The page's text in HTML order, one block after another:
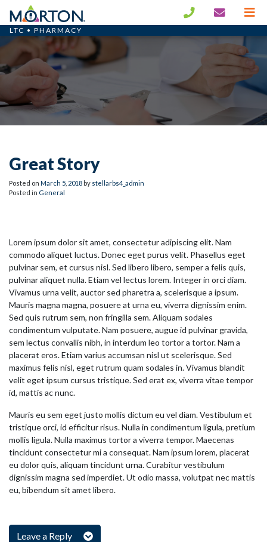
LTC • PHARMACY
Great Story
Posted on March 5 2018by stellarbs4_admin
Posted in General
Lorem ipsum dolor sit amet, consectetur adipiscing elit. Nam
commodo aliquet luctus. Donec eget purus velit. Phasellus eget
pulvinar sem, et cursus nisl. Sed libero libero, semper a felis quis,
pulvinar aliquet nulla. Etiam vel lectus lorem. Integer in orci diam.
Vivamus urna velit, auctor sed pharetra a, scelerisque a ipsum.
Mauris magna magna, posuere at urna eu, viverra dignissim enim.
Sed quis rutrum sem, non fringilla sem. Aliquam sodales
condimentum vulputate. Nam posuere, augue id pulvinar gravida,
sem lectus convallis nibh, in interdum leo tortor a tortor. Nam a
placerat eros. Etiam varius accumsan nisl ut scelerisque. Sed
maximus felis nisl, eget rutrum quam sodales in. Vivamus blandit
velit eget ipsum cursus tristique. Sed erat ex, viverra vitae tempor
id, mattis ac nunc.
Mauris eu sem eget justo mollis dictum eu vel diam. Vestibulum et
tristique orci, id efficitur risus. Nulla in condimentum ligula, pretium
mollis ligula. Nulla maximus tortor a viverra tempor. Maecenas
tincidunt consectetur mi a consequat. Nam ipsum lorem, placerat
eu dolor quis, aliquam tincidunt urna. Curabitur vestibulum
dignissim magna sed imperdiet. Ut odio massa, volutpat nec mattis
eu, bibendum sit amet libero.
Leave a Reply